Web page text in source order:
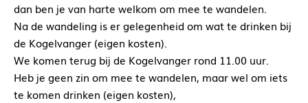
dan ben je van harte welkom om mee te wandelen.
Na de wandeling is er gelegenheid om wat te drinken bij
de Kogelvanger (eigen kosten).
We komen terug bij de Kogelvanger rond 11.00 uur.
Heb je geen zin om mee te wandelen, maar wel om iets
te komen drinken (eigen kosten),